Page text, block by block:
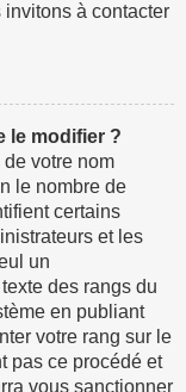
invitons à contacter
le modifier ?
votre nom
le nombre de
certains
et les
un
des rangs du
en publiant
votre rang sur le
pas ce procédé et
vous sanctionner